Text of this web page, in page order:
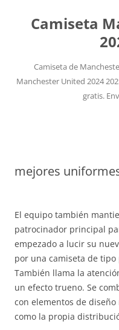
Camiseta
Camiseta de
Manchester United 2024
gratis.
mejores
El equipo también
patrocinador principal
empezado a lucir su
por una camiseta de
También llama la
un efecto trueno. Se
con elementos de diseño
como la propia